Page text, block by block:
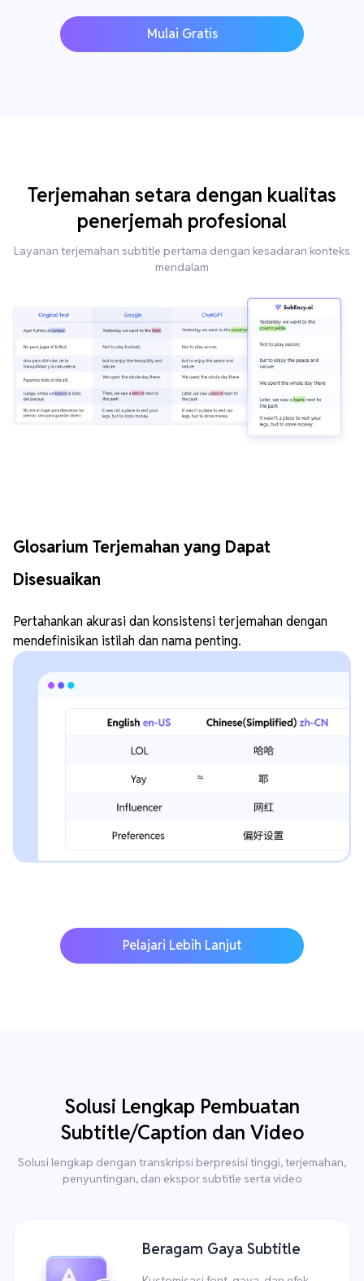
Mulai Gratis
Terjemahan setara dengan kualitas
penerjemah profesional
Layanan terjemahan subtitle pertama dengan kesadaran konteks
mendalam
Glosarium Terjemahan yang Dapat
Disesuaikan
Pertahankan akurasi dan konsistensi terjemahan dengan
mendefinisikan istilah dan nama penting.
Pelajari Lebih Lanjut
Solusi Lengkap Pembuatan
Subtitle/Caption dan Video
Solusi lengkap dengan transkripsi berpresisi tinggi, terjemahan,
penyuntingan, dan ekspor subtitle serta video
Beragam Gaya Subtitle